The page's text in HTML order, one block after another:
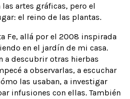
artes gráficas, pero el
el reino de las plantas.
Fe, allá por el 2008 inspirada
en el jardín de mi casa.
a descubrir otras hierbas
a observarlas, a escuchar
las usaban, a investigar
infusiones con ellas. También